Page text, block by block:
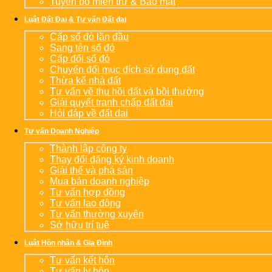
Luật Đất Đai & Tư vấn Đất đai
Cấp sổ đỏ lần đầu
Sang tên sổ đỏ
Cấp đổi sổ đỏ
Chuyển đổi mục đích sử dụng đất
Thừa kế nhà đất
Tư vấn về thu hồi đất và bồi thường
Giải quyết tranh chấp đất đai
Hỏi đáp về đất đai
Tư vấn Doanh Nghiệp
Thành lập công ty
Thay đổi đăng ký kinh doanh
Giải thể và phá sản
Mua bán doanh nghiệp
Tư vấn hợp đồng
Tư vấn lao động
Tư vấn thường xuyên
Sở hữu trí tuệ
Luật Hôn nhân & Gia Đình
Tư vấn kết hôn